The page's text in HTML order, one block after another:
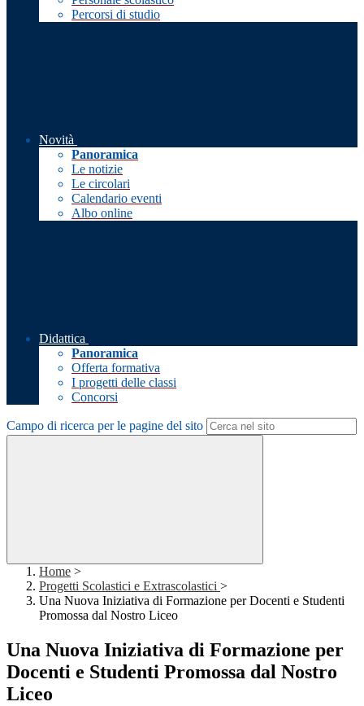
Percorsi di studio
Novità
Panoramica
Le notizie
Le circolari
Calendario eventi
Albo online
Didattica
Panoramica
Offerta formativa
I progetti delle classi
Concorsi
Campo di ricerca per le pagine del sito
Home >
Progetti Scolastici e Extrascolastici >
Una Nuova Iniziativa di Formazione per Docenti e Studenti
Promossa dal Nostro Liceo
Una Nuova Iniziativa di Formazione per
Docenti e Studenti Promossa dal Nostro
Liceo